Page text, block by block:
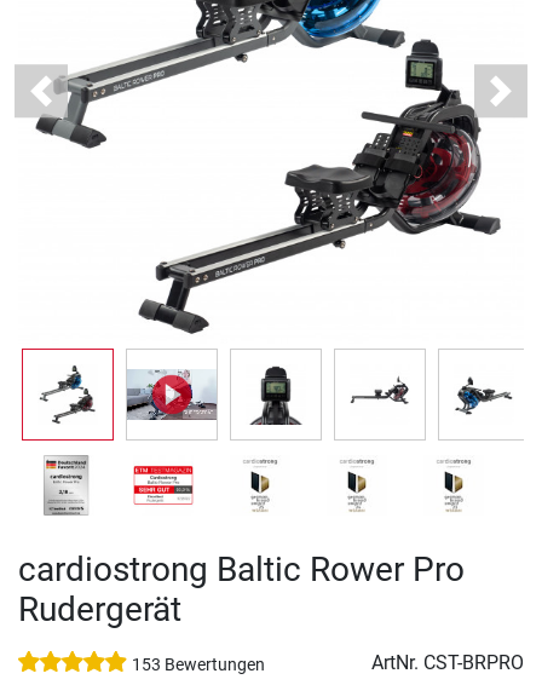
Previous Next
cardiostrong Baltic Rower Pro
Rudergerät
153 Bewertungen ArtNr. CST-BRPRO